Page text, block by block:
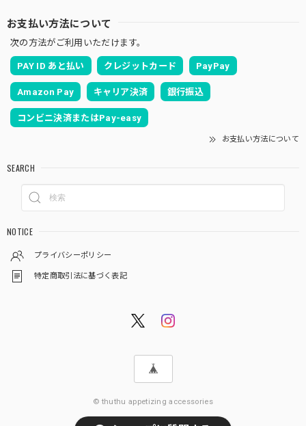
お支払い方法について
次の方法がご利用いただけます。
PAY ID あと払い クレジットカード PayPay
Amazon Pay キャリア決済 銀行振込
コンビニ決済またはPay-easy
お支払い方法について
SEARCH
NOTICE
プライバシーポリシー
特定商取引法に基づく表記
© thuthu appetizing accessories